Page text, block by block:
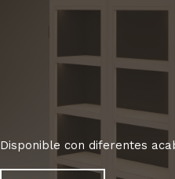
Disponible con diferentes